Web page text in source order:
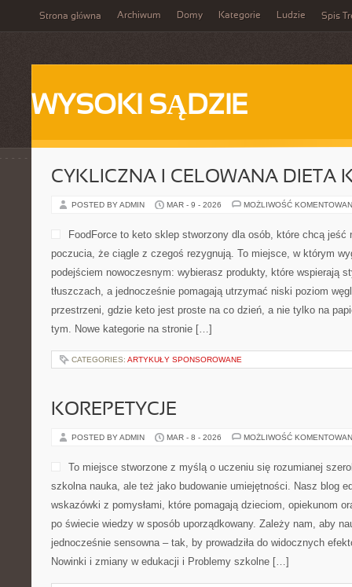
Strona główna Archiwum Domy Kategorie Ludzie Spis
WYSOKI SĄDZIE
CYKLICZNA I CELOWANA DIETA
POSTED BY ADMIN MAR - 9 - 2026 MOŻLIWOŚĆ
FoodForce to keto sklep stworzony dla osób, które chcą jeść
poczucia, że ciągle z czegoś rezygnują. To miejsce, w którym
podejściem nowoczesnym: wybierasz produkty, które wspierają
tłuszczach, a jednocześnie pomagają utrzymać niski poziom
przestrzeni, gdzie keto jest proste na co dzień, a nie tylko na
tym. Nowe kategorie na stronie […]
CATEGORIES: ARTYKUŁY SPONSOROWANE
KOREPETYCJE
POSTED BY ADMIN MAR - 8 - 2026 MOŻLIWOŚĆ
To miejsce stworzone z myślą o uczeniu się rozumianej
szkolna nauka, ale też jako budowanie umiejętności. Nasz blog
wskazówki z pomysłami, które pomagają dzieciom, opiekunom
po świecie wiedzy w sposób uporządkowany. Zależy nam, aby
jednocześnie sensowna – tak, by prowadziła do widocznych
Nowinki i zmiany w edukacji i Problemy szkolne […]